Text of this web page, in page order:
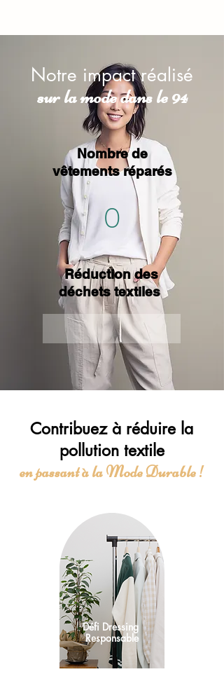
Notre impact réalisé
sur la mode dans le 94
Nombre de
vêtements réparés
0
Réduction des
déchets textiles
Contribuez à réduire la
pollution textile
en passant à la Mode Durable !
Défi Dressing
Responsable